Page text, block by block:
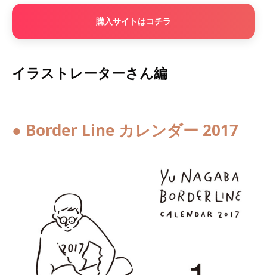
購入サイトはコチラ
イラストレーターさん編
● Border Line カレンダー 2017